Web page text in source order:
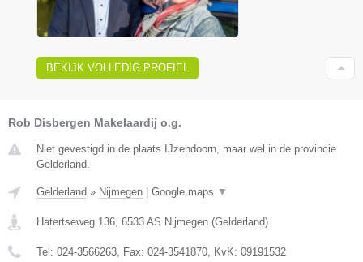
BEKIJK VOLLEDIG PROFIEL
Rob Disbergen Makelaardij o.g.
Niet gevestigd in de plaats IJzendoorn, maar wel in de provincie
Gelderland.
Gelderland » Nijmegen Google maps ▼
Hatertseweg 136, 6533 AS Nijmegen (Gelderland)
Tel: 024-3566263, Fax: 024-3541870, KvK: 09191532